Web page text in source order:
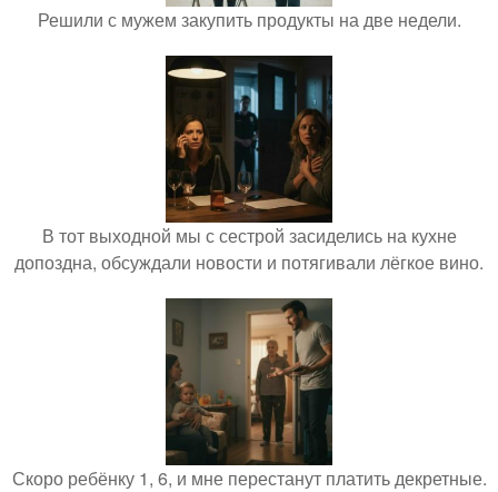
Решили с мужем закупить продукты на две недели.
В тот выходной мы с сестрой засиделись на кухне
допоздна, обсуждали новости и потягивали лёгкое вино.
Скоро ребёнку 1, 6, и мне перестанут платить декретные.